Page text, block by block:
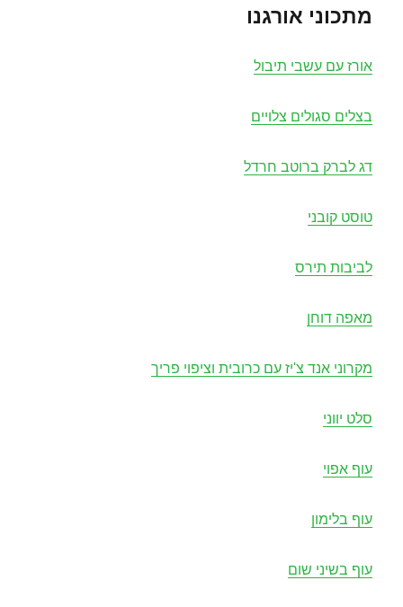
מתכוני אורגנו
אורז עם עשבי תיבול
בצלים סגולים צלויים
דג לברק ברוטב חרדל
טוסט קובני
לביבות תירס
מאפה דוחן
מקרוני אנד צ'יז עם כרובית וציפוי פריך
סלט יווני
עוף אפוי
עוף בלימון
עוף בשיני שום